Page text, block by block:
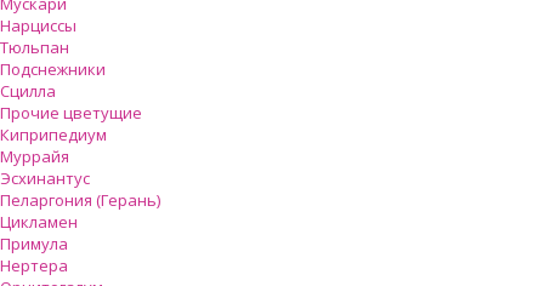
Нарциссы
Тюльпан
Подснежники
Сцилла
Прочие цветущие
Киприпедиум
Муррайя
Эсхинантус
Пеларгония (Герань)
Цикламен
Примула
Нертера